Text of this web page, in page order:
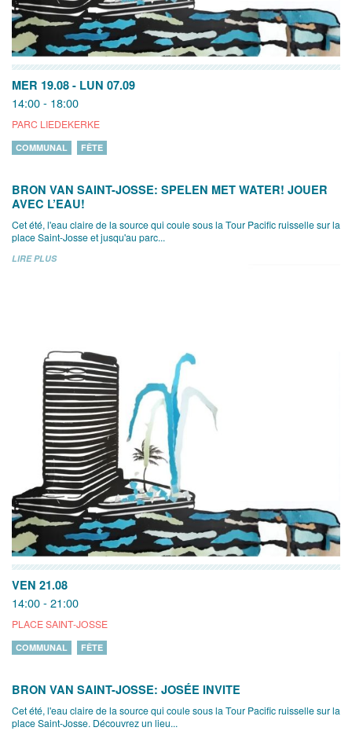
MER 19.08 - LUN 07.09
14:00 - 18:00
PARC LIEDEKERKE
COMMUNAL FÊTE
BRON VAN SAINT-JOSSE: SPELEN MET WATER! JOUER
AVEC L’EAU!
Cet été, l'eau claire de la source qui coule sous la Tour Pacific ruisselle sur la
place Saint-Josse et jusqu'au parc...
LIRE PLUS
VEN 21.08
14:00 - 21:00
PLACE SAINT-JOSSE
COMMUNAL FÊTE
BRON VAN SAINT-JOSSE: JOSÉE INVITE
Cet été, l'eau claire de la source qui coule sous la Tour Pacific ruisselle sur la
place Saint-Josse. Découvrez un lieu...